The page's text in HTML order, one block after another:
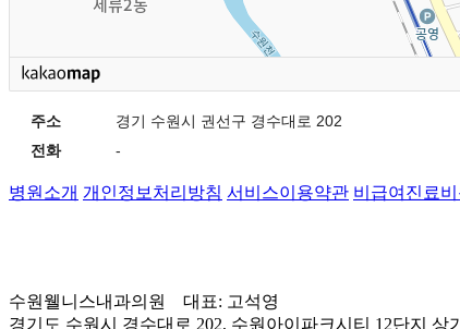
주소
경기 수원시 권선구 경수대로 202
전화
-
병원소개 개인정보처리방침 서비스이용약관 비급여진료
수원웰니스내과의원 대표: 고석영
경기도 수원시 경수대로 202, 수원아이파크시티 12단지 상